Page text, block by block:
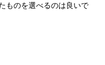
ものを選べるのは良いで